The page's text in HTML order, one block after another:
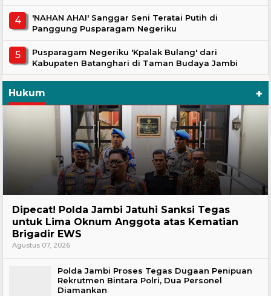
'NAHAN AHAI' Sanggar Seni Teratai Putih di
Panggung Pusparagam Negeriku
Pusparagam Negeriku 'Kpalak Bulang' dari
Kabupaten Batanghari di Taman Budaya Jambi
Hukum +
Dipecat! Polda Jambi Jatuhi Sanksi Tegas
untuk Lima Oknum Anggota atas Kematian
Brigadir EWS
Agustus 07, 2026
Polda Jambi Proses Tegas Dugaan Penipuan
Rekrutmen Bintara Polri, Dua Personel
Diamankan